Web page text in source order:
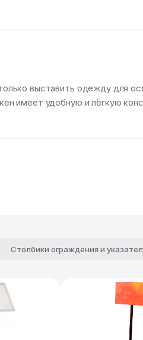
выставить одежду для
имеет удобную и лёгкую
Столбики ограждения и